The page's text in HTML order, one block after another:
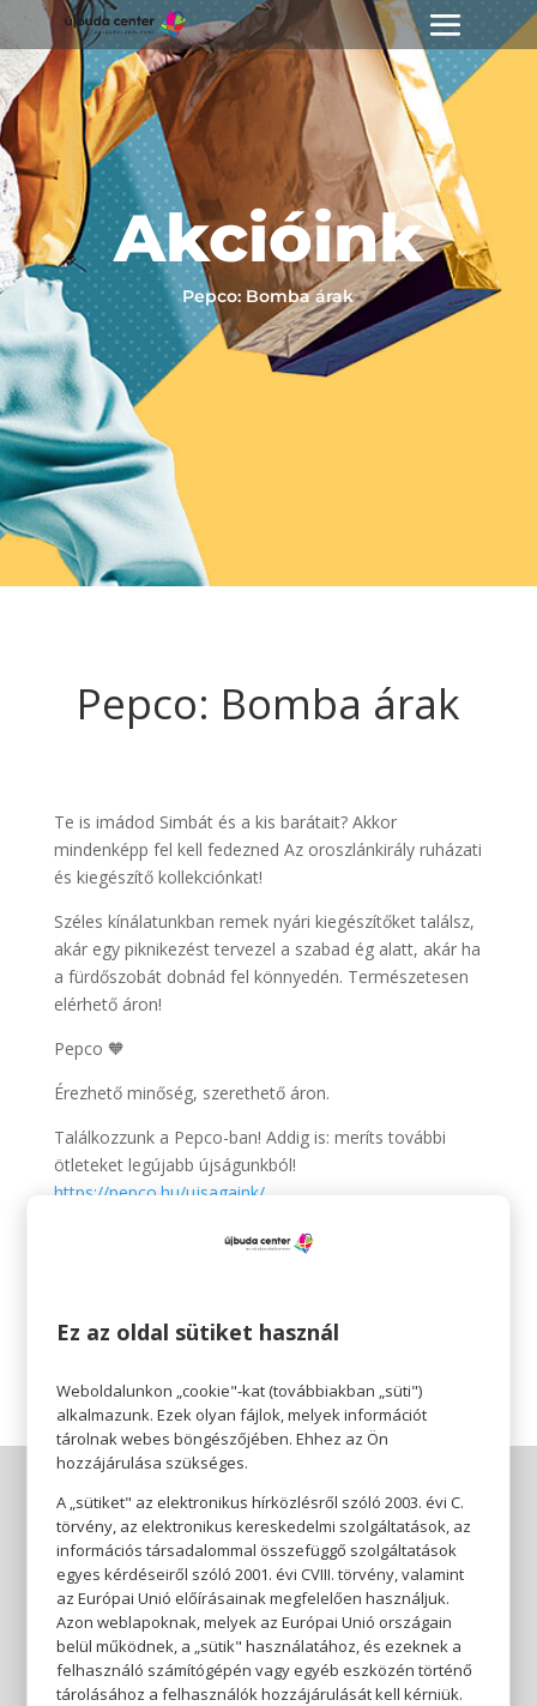
Akcióink
Pepco: Bomba árak
Pepco: Bomba árak
Te is imádod Simbát és a kis barátait? Akkor
mindenképp fel kell fedezned Az oroszlánkirály ruházati
és kiegészítő kollekciónkat!
Széles kínálatunkban remek nyári kiegészítőket találsz,
akár egy piknikezést tervezel a szabad ég alatt, akár ha
a fürdőszobát dobnád fel könnyedén. Természetesen
elérhető áron!
Pepco 🧡
Érezhető minőség, szerethető áron.
Találkozzunk a Pepco-ban! Addig is: meríts további
ötleteket legújabb újságunkból!
https://pepco.hu/ujsagaink/
Az ajánlat 2024.07.11-től 2024.07.24-ig vagy a készlet
elérhetőségük üzletenként változhat.
Ez az oldal sütiket használ
Weboldalunkon „cookie"-kat (továbbiakban „süti")
alkalmazunk. Ezek olyan fájlok, melyek információt
tárolnak webes böngészőjében. Ehhez az Ön
hozzájárulása szükséges.
A „sütiket" az elektronikus hírközlésről szóló 2003. évi C.
törvény, az elektronikus kereskedelmi szolgáltatások, az
információs társadalommal összefüggő szolgáltatások
egyes kérdéseiről szóló 2001. évi CVIII. törvény, valamint
az Európai Unió előírásainak megfelelően használjuk.
Azon weblapoknak, melyek az Európai Unió országain
belül működnek, a „sütik" használatához, és ezeknek a
felhasználó számítógépén vagy egyéb eszközén történő
tárolásához a felhasználók hozzájárulását kell kérniük.